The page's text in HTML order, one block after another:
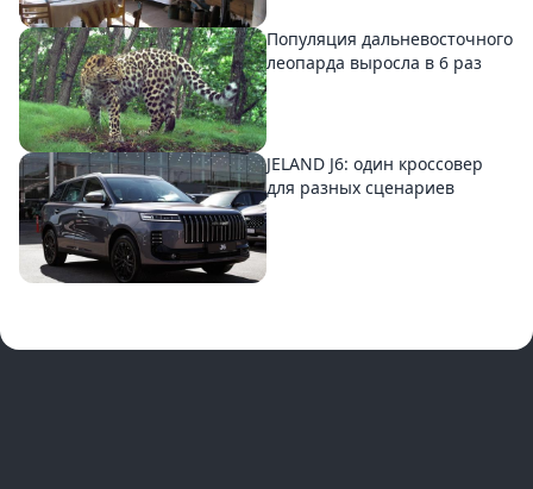
Популяция дальневосточного
леопарда выросла в 6 раз
JELAND J6: один кроссовер
для разных сценариев